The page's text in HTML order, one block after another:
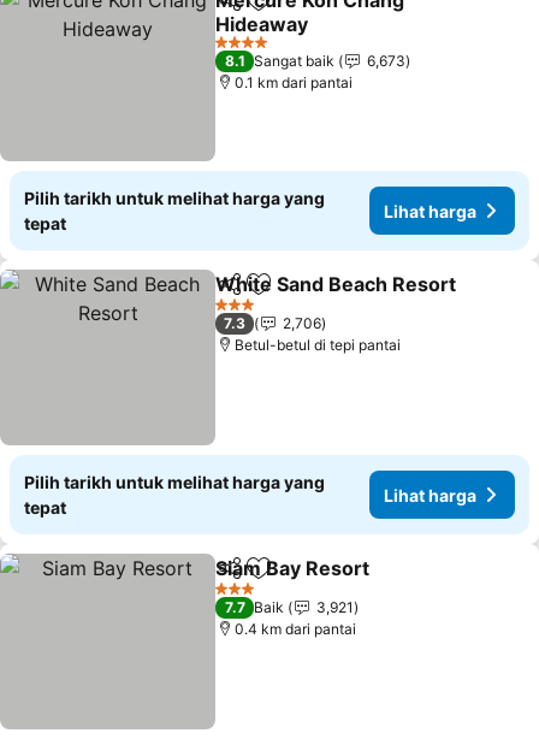
KongsiTambah ke favorit
Hideaway
Lihat harga
4 Bintang
8.1 Sangat baik
6,673
0.1 km dari pantai
Pilih tarikh untuk melihat harga yang
tepat
Lihat harga
KongsiTambah ke favorit
White Sand Beach Resort
3 Bintang
7.3
2,706
Betul-betul di tepi pantai
Pilih tarikh untuk melihat harga yang
tepat
Lihat harga
KongsiTambah ke favorit
Siam Bay Resort
3 Bintang
7.7 Baik
3,921
0.4 km dari pantai